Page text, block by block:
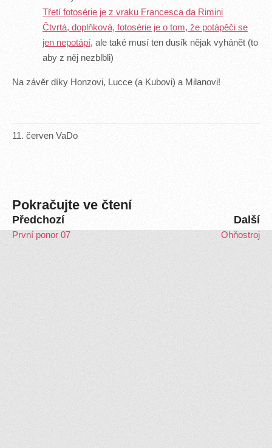
11. červen VaDo
Třetí fotosérie je z vraku Francesca da Rimini
Čtvrtá, doplňková, fotosérie je o tom, že potápěči se
jen nepotápí, ale také musí ten dusík nějak vyhánět (to
aby z něj nezblbli)
Na závěr díky Honzovi, Lucce (a Kubovi) a Milanovi!
Pokračujte ve čtení
Další
Ohňostroj
Předchozí
První ponor 07